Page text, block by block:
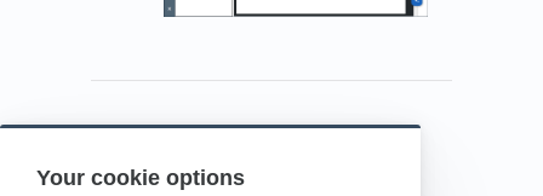
Your cookie optionsPowered by HelpDocs